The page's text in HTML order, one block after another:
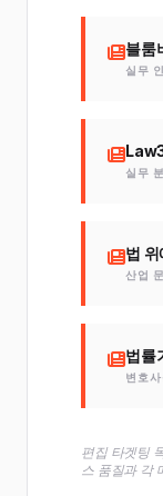
블룸
실무
실무
법 위
산업
법률
변호
편집 타겟팅
스 품질과 각